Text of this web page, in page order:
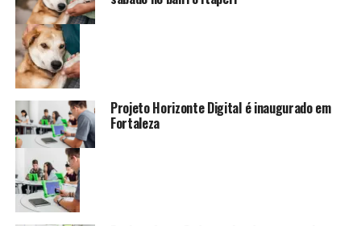
Projeto Horizonte Digital é inaugurado em
Fortaleza